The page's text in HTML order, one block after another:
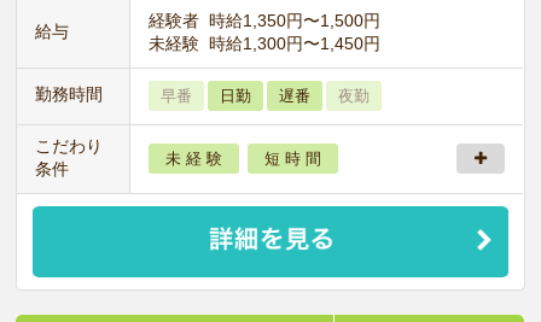
給与
経験者 時給1,350円〜1,500円
未経験 時給1,300円〜1,450円
勤務時間 早番 日勤 遅番 夜勤
こだわり
条件
未 経 験 短 時 間